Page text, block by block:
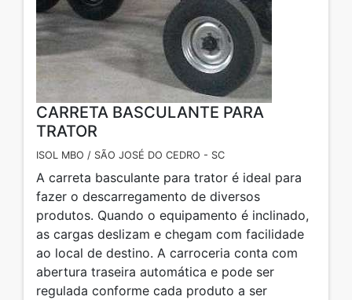
CARRETA BASCULANTE PARA
TRATOR
ISOL MBO / SÃO JOSÉ DO CEDRO - SC
A carreta basculante para trator é ideal para
fazer o descarregamento de diversos
produtos. Quando o equipamento é inclinado,
as cargas deslizam e chegam com facilidade
ao local de destino. A carroceria conta com
abertura traseira automática e pode ser
regulada conforme cada produto a ser